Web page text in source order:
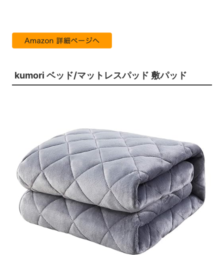
kumori ベッド/マットレスパッド 敷パッド